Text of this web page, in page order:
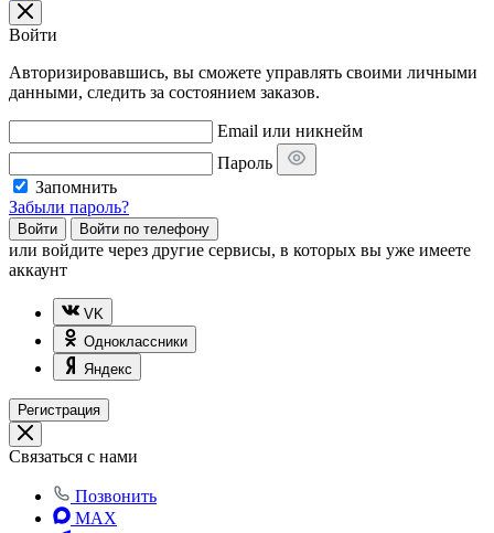
Войти
Авторизировавшись, вы сможете управлять своими личными
данными, следить за состоянием заказов.
Email или никнейм
Пароль
Запомнить
Забыли пароль?
Войти Войти по телефону
или войдите через другие сервисы, в которых вы уже имеете
аккаунт
VK
Одноклассники
Яндекс
Регистрация
Связаться с нами
Позвонить
MAX